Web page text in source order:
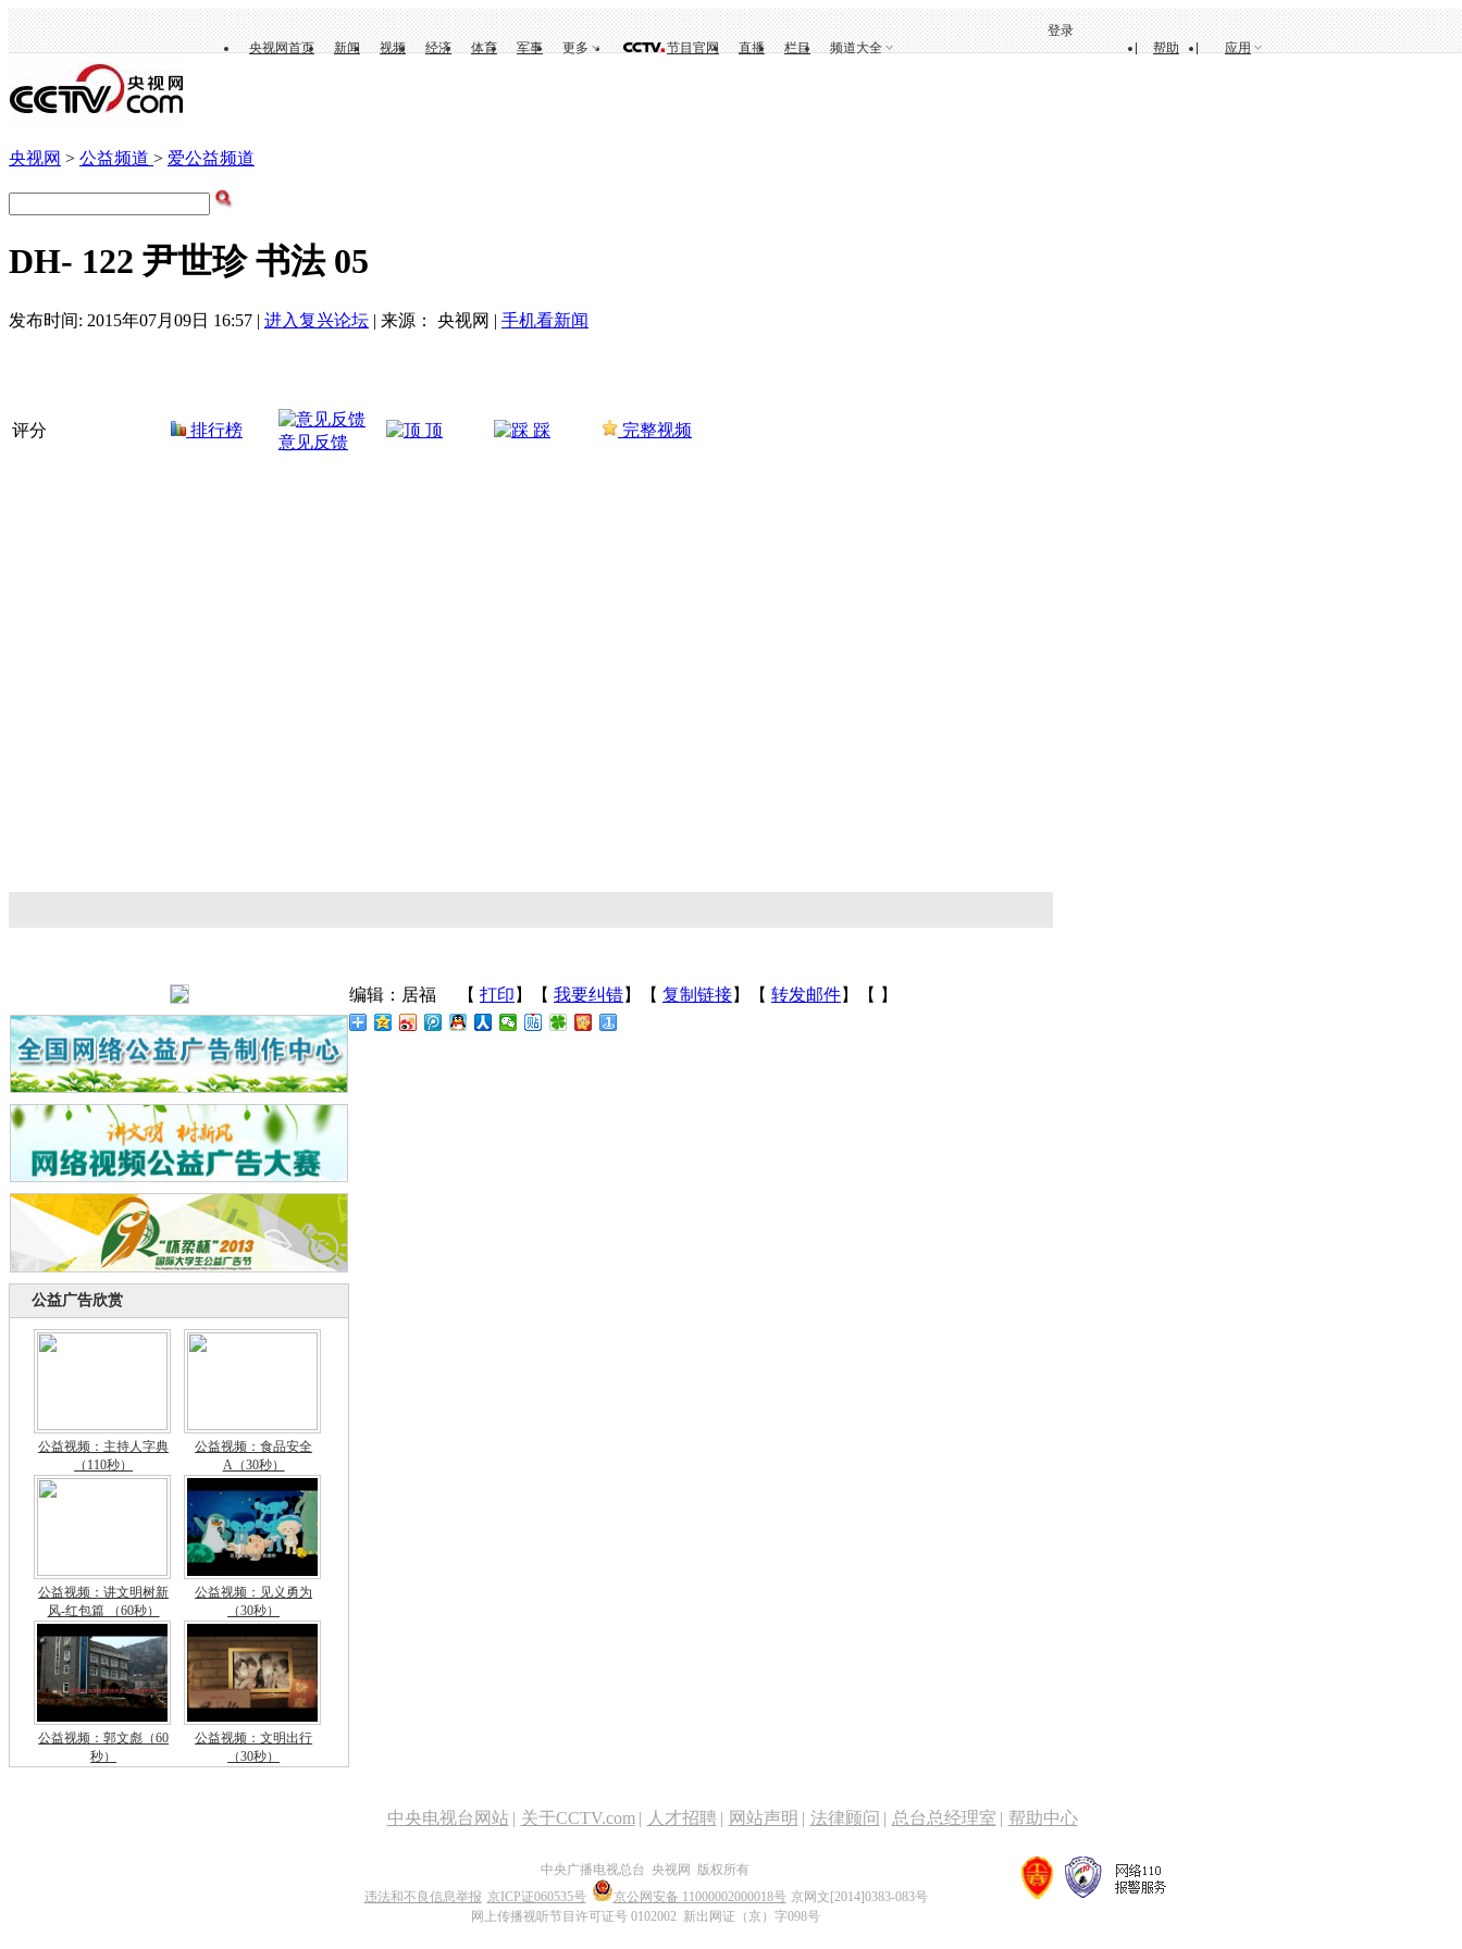
央视网首页 新闻 视频 经济 体育 军事 更多 节目官网 直播 栏目 频道大全 帮助 应用
登录
央视网 > 公益频道 > 爱公益频道
DH- 122 尹世珍 书法 05
发布时间: 2015年07月09日 16:57 | 进入复兴论坛 | 来源： 央视网 | 手机看新闻
评分 排行榜
意见反馈
顶 踩 完整视频
公益广告欣赏
公益视频：主持人字典
（110秒）
公益视频：食品安全
A（30秒）
公益视频：讲文明树新
风-红包篇 （60秒）
公益视频：见义勇为
（30秒）
公益视频：郭文彪（60
秒）
公益视频：文明出行
（30秒）
编辑：居福 【 打印 】【 我要纠错】【 复制链接】【 转发邮件】【 】
中央电视台网站 | 关于CCTV.com | 人才招聘 | 网站声明 | 法律顾问 | 总台总经理室 | 帮助中心
中央广播电视总台 央视网 版权所有
违法和不良信息举报 京ICP证060535号 京公网安备 11000002000018号 京网文[2014]0383-083号
网上传播视听节目许可证号 0102002 新出网证（京）字098号